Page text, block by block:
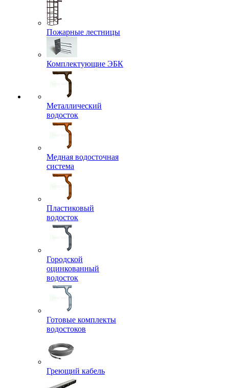
Пожарные лестницы
Комплектующие ЭБК
Металлический
водосток
Медная водосточная
система
Пластиковый
водосток
Городской
оцинкованный
водосток
Готовые комплекты
водостоков
Греющий кабель